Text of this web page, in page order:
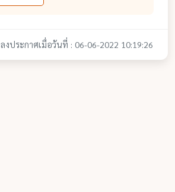
ลงประกาศเมื่อวันที่ : 06-06-2022 10:19:26